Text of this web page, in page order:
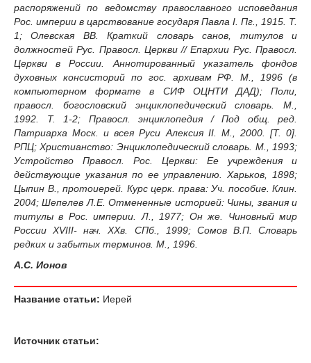
распоряжений по ведомству православного исповедания
Рос. империи в царствование государя Павла I. Пг., 1915. Т.
1; Олевская ВВ. Краткий словарь санов, титулов и
должностей Рус. Правосл. Церкви // Епархии Рус. Правосл.
Церкви в России. Аннотированный указатель фондов
духовных консисторий по гос. архивам РФ. М., 1996 (в
компьютерном формате в СИФ ОЦНТИ ДАД); Поли,
правосл. богословский энциклопедический словарь. М.,
1992. Т. 1-2; Правосл. энциклопедия / Под общ. ред.
Патриарха Моск. и всея Руси Алексия II. М., 2000. [Т. 0].
РПЦ; Христианство: Энциклопедический словарь. М., 1993;
Устройство Правосл. Рос. Церкви: Ее учреждения и
действующие указания по ее управлению. Харьков, 1898;
Цыпин В., протоиерей. Курс церк. права: Уч. пособие. Клин.
2004; Шепелев Л.Е. Отмененные историей: Чины, звания и
титулы в Рос. империи. Л., 1977; Он же. Чиновный мир
России XVIII- нач. XXв. СПб., 1999; Сомов В.П. Словарь
редких и забытых терминов. М., 1996.
А.С. Ионов
Название статьи: Иерей
Источник статьи: